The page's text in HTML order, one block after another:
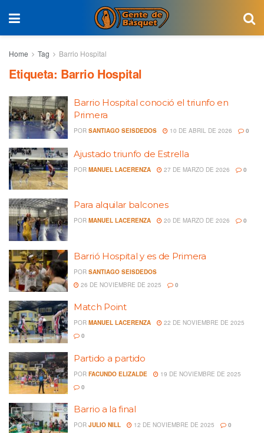
Home Tag Barrio Hospital
Etiqueta: Barrio Hospital
Barrio Hospital conoció el triunfo en
Primera
POR SANTIAGO SEISDEDOS 10 DE ABRIL DE 2026 0
Ajustado triunfo de Estrella
POR MANUEL LACERENZA 27 DE MARZO DE 2026 0
Para alquilar balcones
POR MANUEL LACERENZA 20 DE MARZO DE 2026 0
Barrió Hospital y es de Primera
POR SANTIAGO SEISDEDOS
26 DE NOVIEMBRE DE 2025
0
Match Point
POR MANUEL LACERENZA
22 DE NOVIEMBRE DE 2025
0
Partido a partido
POR FACUNDO ELIZALDE
19 DE NOVIEMBRE DE 2025
0
Barrio a la final
POR JULIO NILL 12 DE NOVIEMBRE DE 2025 0